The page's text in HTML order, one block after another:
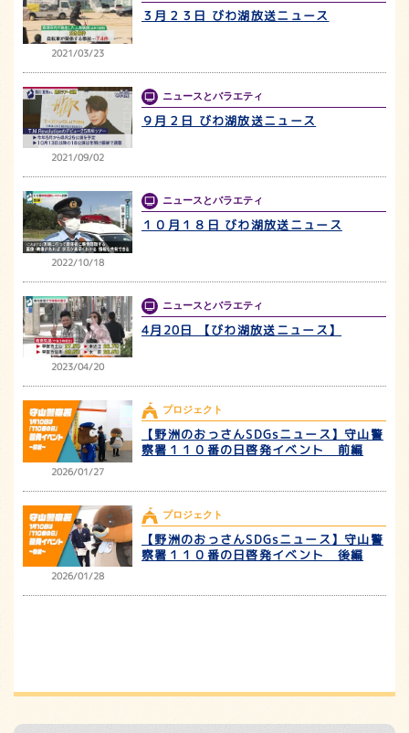
2021/03/23
３月２３日 びわ湖放送ニュース
2021/09/02
ニュースとバラエティ
９月２日 びわ湖放送ニュース
2022/10/18
ニュースとバラエティ
１０月１８日 びわ湖放送ニュース
2023/04/20
ニュースとバラエティ
4月20日 【びわ湖放送ニュース】
2026/01/27
プロジェクト
【野洲のおっさんSDGsニュース】守山警
察署１１０番の日啓発イベント 前編
2026/01/28
プロジェクト
【野洲のおっさんSDGsニュース】守山警
察署１１０番の日啓発イベント 後編